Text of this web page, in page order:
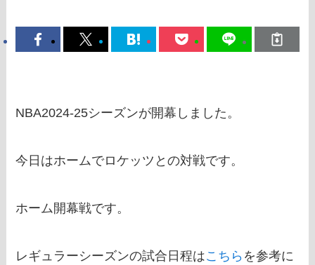
NBA2024-25シーズンが開幕しました。
今日はホームでロケッツとの対戦です。
ホーム開幕戦です。
レギュラーシーズンの試合日程はこちら を参考に